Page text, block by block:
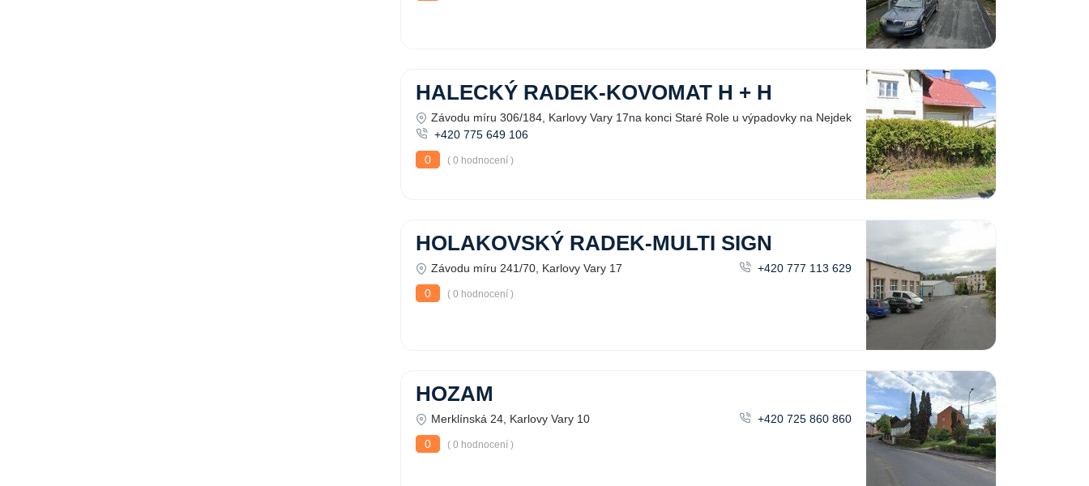
HALECKÝ RADEK-KOVOMAT H + H
Závodu míru 306/184, Karlovy Vary 17na konci Staré Role u výpadovky na Nejdek
+420 775 649 106
0
( 0 hodnocení )
HOLAKOVSKÝ RADEK-MULTI SIGN
Závodu míru 241/70, Karlovy Vary 17
+420 777 113 629
0
( 0 hodnocení )
HOZAM
Merklínská 24, Karlovy Vary 10
+420 725 860 860
0
( 0 hodnocení )